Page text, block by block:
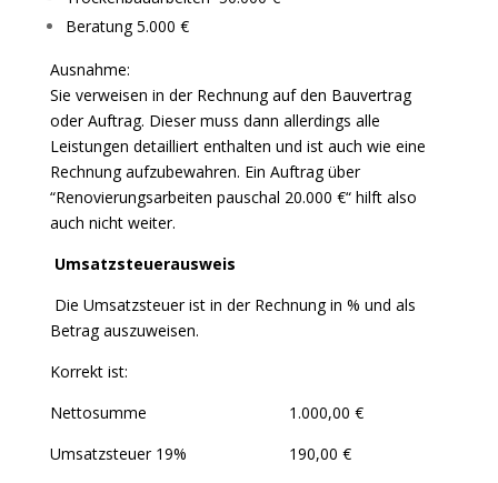
Beratung 5.000 €
Ausnahme:
Sie verweisen in der Rechnung auf den Bauvertrag
oder Auftrag. Dieser muss dann allerdings alle
Leistungen detailliert enthalten und ist auch wie eine
Rechnung aufzubewahren. Ein Auftrag über
“Renovierungsarbeiten pauschal 20.000 €“ hilft also
auch nicht weiter.
Umsatzsteuerausweis
Die Umsatzsteuer ist in der Rechnung in % und als
Betrag auszuweisen.
Korrekt ist:
Nettosumme 1.000,00 €
Umsatzsteuer 19% 190,00 €